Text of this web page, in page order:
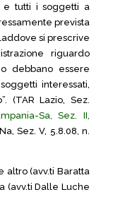
e tutti i soggetti a
prevista
si prescrive
riguardo
debbano essere
interessati,
(TAR Lazio, Sez.
Sa, Sez. II,
Sez. V, 5.8.08, n.
altro (avv.ti Baratta
(avv.ti Dalle Luche